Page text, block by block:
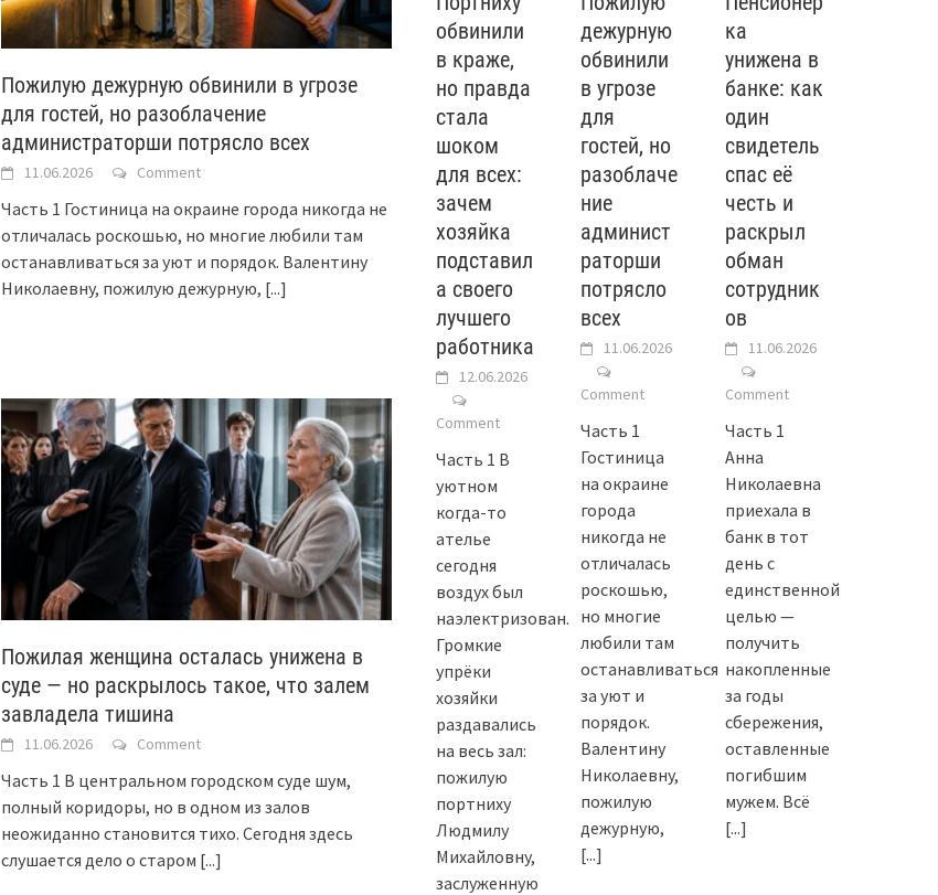
Пожилую дежурную обвинили в угрозе
для гостей, но разоблачение
администраторши потрясло всех
11.06.2026 Comment
Часть 1 Гостиница на окраине города никогда не
отличалась роскошью, но многие любили там
останавливаться за уют и порядок. Валентину
Николаевну, пожилую дежурную, [...]
Пожилая женщина осталась унижена в
суде — но раскрылось такое, что залем
завладела тишина
11.06.2026 Comment
Часть 1 В центральном городском суде шум,
полный коридоры, но в одном из залов
неожиданно становится тихо. Сегодня здесь
слушается дело о старом [...]
обвинили
в краже,
но правда
стала
шоком
для всех:
зачем
хозяйка
подставил
а своего
лучшего
работника
12.06.2026
Comment
Часть 1 В
уютном
когда-то
ателье
сегодня
воздух был
наэлектризован.
Громкие
упрёки
хозяйки
раздавались
на весь зал:
пожилую
портниху
Людмилу
Михайловну,
заслуженную
дежурную
обвинили
в угрозе
для
гостей, но
разоблаче
ние
админист
раторши
потрясло
всех
11.06.2026
Comment
Часть 1
Гостиница
на окраине
города
никогда не
отличалась
роскошью,
но многие
любили там
останавливаться
за уют и
порядок.
Валентину
Николаевну,
пожилую
дежурную,
[...]
ка
унижена в
банке: как
один
свидетель
спас её
честь и
раскрыл
обман
сотрудник
ов
11.06.2026
Comment
Часть 1
Анна
Николаевна
приехала в
банк в тот
день с
единственной
целью —
получить
накопленные
за годы
сбережения,
оставленные
погибшим
мужем. Всё
[...]